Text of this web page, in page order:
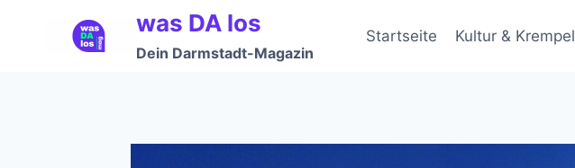
was DA los
Dein Darmstadt-Magazin
Startseite Kultur & Krempel